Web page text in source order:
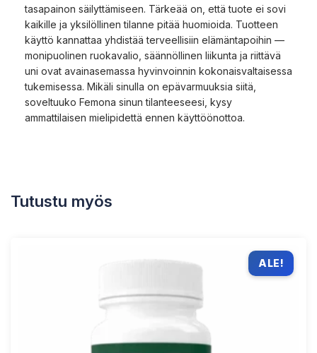
tasapainon säilyttämiseen. Tärkeää on, että tuote ei sovi
kaikille ja yksilöllinen tilanne pitää huomioida. Tuotteen
käyttö kannattaa yhdistää terveellisiin elämäntapoihin —
monipuolinen ruokavalio, säännöllinen liikunta ja riittävä
uni ovat avainasemassa hyvinvoinnin kokonaisvaltaisessa
tukemisessa. Mikäli sinulla on epävarmuuksia siitä,
soveltuuko Femona sinun tilanteeseesi, kysy
ammattilaisen mielipidettä ennen käyttöönottoa.
Tutustu myös
ALE!